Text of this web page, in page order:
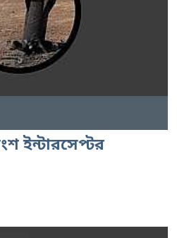
ইন্টারসেপ্টর